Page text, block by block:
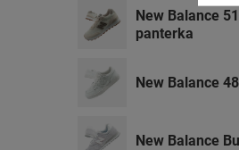
New Balance
panterka
New Balance
New Balance